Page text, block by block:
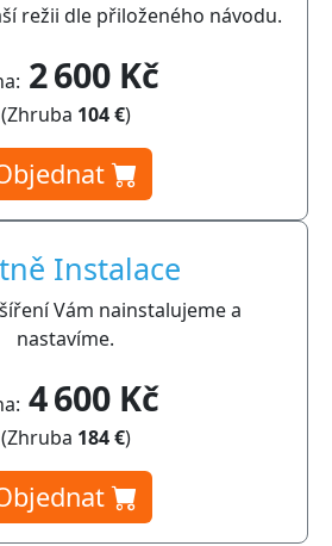
režii dle přiloženého návodu.
2 600 Kč
(Zhruba 104 €)
Instalace
Vám nainstalujeme a
nastavíme.
4 600 Kč
(Zhruba 184 €)